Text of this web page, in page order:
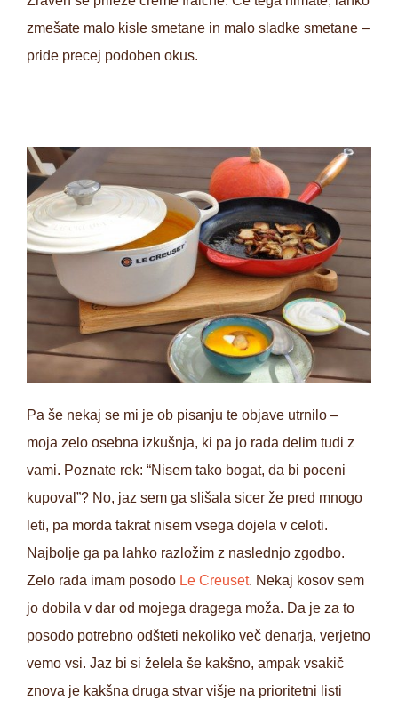
zmešate malo kisle smetane in malo sladke smetane –
pride precej podoben okus.
Pa še nekaj se mi je ob pisanju te objave utrnilo –
moja zelo osebna izkušnja, ki pa jo rada delim tudi z
vami. Poznate rek: “Nisem tako bogat, da bi poceni
kupoval”? No, jaz sem ga slišala sicer že pred mnogo
leti, pa morda takrat nisem vsega dojela v celoti.
Najbolje ga pa lahko razložim z naslednjo zgodbo.
Zelo rada imam posodo Le Creuset. Nekaj kosov sem
jo dobila v dar od mojega dragega moža. Da je za to
posodo potrebno odšteti nekoliko več denarja, verjetno
vemo vsi. Jaz bi si želela še kakšno, ampak vsakič
znova je kakšna druga stvar višje na prioritetni listi